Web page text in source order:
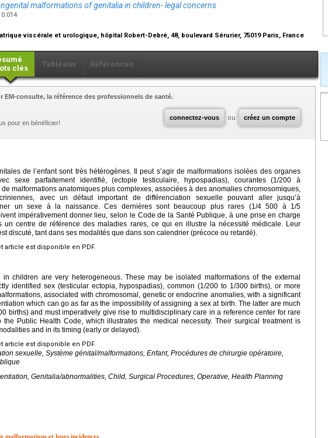
malformations of genitalia in children- legal concerns
viscérale et urologique, hôpital Robert-Debré, 48, boulevard Sérurier, 75019 Paris, France
clés
Tableaux Références
connectez-vous ou créez un compte
EM-consulte, la référence des professionnels de santé.
pour en bénéficier!
de l’enfant sont très hétérogènes. Il peut s’agir de malformations isolées des organes
sexe parfaitement identifié, (ectopie testiculaire, hypospadias), courantes (1/200 à
malformations anatomiques plus complexes, associées à des anomalies chromosomiques,
avec un défaut important de différenciation sexuelle pouvant aller jusqu’à
un sexe à la naissance. Ces dernières sont beaucoup plus rares (1/4 500 à 1/5
impérativement donner lieu, selon le Code de la Santé Publique, à une prise en charge
un centre de référence des maladies rares, ce qui en illustre la nécessité médicale. Leur
discuté, tant dans ses modalités que dans son calendrier (précoce ou retardé).
article est disponible en PDF.
in children are very heterogeneous. These may be isolated malformations of the external
identified sex (testicular ectopia, hypospadias), common (1/200 to 1/300 births), or more
associated with chromosomal, genetic or endocrine anomalies, with a significant
which can go as far as the impossibility of assigning a sex at birth. The latter are much
births) and must imperatively give rise to multidisciplinary care in a reference center for rare
the Public Health Code, which illustrates the medical necessity. Their surgical treatment is
and in its timing (early or delayed).
article est disponible en PDF.
sexuelle, Système génital/malformations, Enfant, Procédures de chirurgie opératoire,
Genitalia/abnormalities, Child, Surgical Procedures, Operative, Health Planning
malformations et leurs incidences